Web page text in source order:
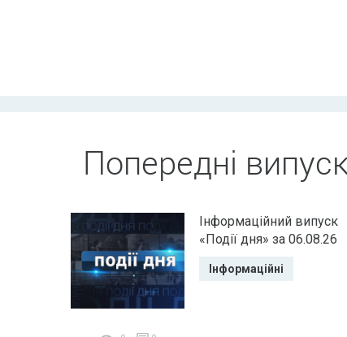
Попередні
Інформаційний випуск
«Події дня» за 06.08.26
Інформаційні